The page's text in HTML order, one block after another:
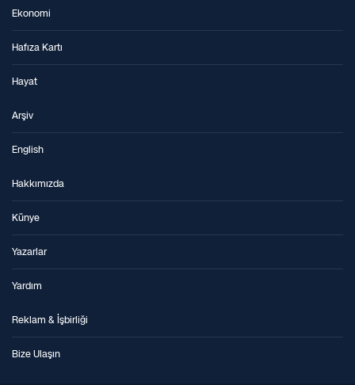
Ekonomi
Hafıza Kartı
Hayat
Arşiv
English
Hakkımızda
Künye
Yazarlar
Yardım
Reklam & İşbirliği
Bize Ulaşın